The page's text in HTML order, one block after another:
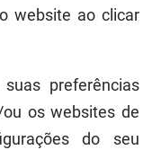
website ao clicar
preferências
ou os websites de
do seu